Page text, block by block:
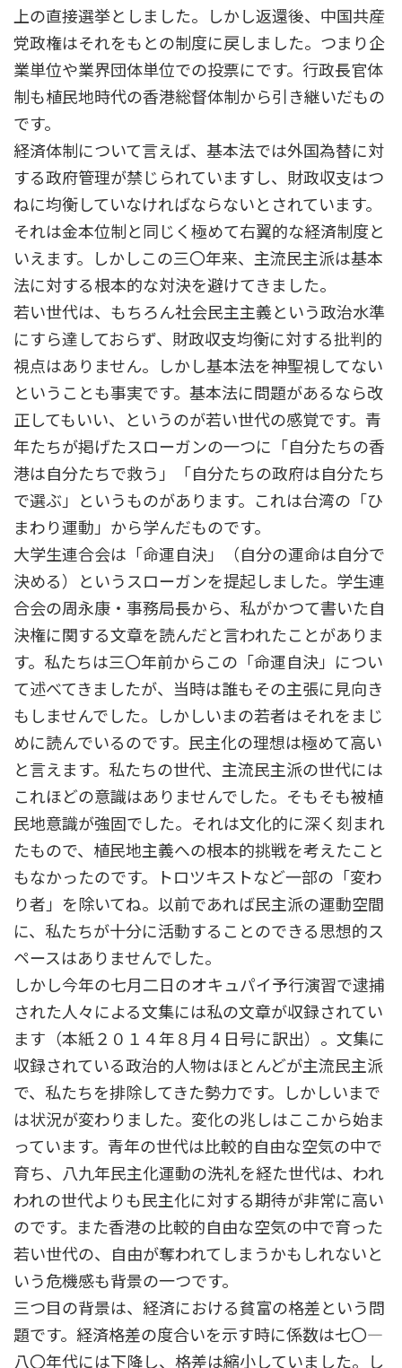
上の直接選挙としました。しかし返還後、中国共産
党政権はそれをもとの制度に戻しました。つまり企
業単位や業界団体単位での投票にです。行政長官体
制も植民地時代の香港総督体制から引き継いだもの
です。
経済体制について言えば、基本法では外国為替に対
する政府管理が禁じられていますし、財政収支はつ
ねに均衡していなければならないとされています。
それは金本位制と同じく極めて右翼的な経済制度と
いえます。しかしこの三〇年来、主流民主派は基本
法に対する根本的な対決を避けてきました。
若い世代は、もちろん社会民主主義という政治水準
にすら達しておらず、財政収支均衡に対する批判的
視点はありません。しかし基本法を神聖視してない
ということも事実です。基本法に問題があるなら改
正してもいい、というのが若い世代の感覚です。青
年たちが掲げたスローガンの一つに「自分たちの香
港は自分たちで救う」「自分たちの政府は自分たち
で選ぶ」というものがあります。これは台湾の「ひ
まわり運動」から学んだものです。
大学生連合会は「命運自決」（自分の運命は自分で
決める）というスローガンを提起しました。学生連
合会の周永康・事務局長から、私がかつて書いた自
決権に関する文章を読んだと言われたことがありま
す。私たちは三〇年前からこの「命運自決」につい
て述べてきましたが、当時は誰もその主張に見向き
もしませんでした。しかしいまの若者はそれをまじ
めに読んでいるのです。民主化の理想は極めて高い
と言えます。私たちの世代、主流民主派の世代には
これほどの意識はありませんでした。そもそも被植
民地意識が強固でした。それは文化的に深く刻まれ
たもので、植民地主義への根本的挑戦を考えたこと
もなかったのです。トロツキストなど一部の「変わ
り者」を除いてね。以前であれば民主派の運動空間
に、私たちが十分に活動することのできる思想的ス
ペースはありませんでした。
しかし今年の七月二日のオキュパイ予行演習で逮捕
された人々による文集には私の文章が収録されてい
ます（本紙２０１４年８月４日号に訳出）。文集に
収録されている政治的人物はほとんどが主流民主派
で、私たちを排除してきた勢力です。しかしいまで
は状況が変わりました。変化の兆しはここから始ま
っています。青年の世代は比較的自由な空気の中で
育ち、八九年民主化運動の洗礼を経た世代は、われ
われの世代よりも民主化に対する期待が非常に高い
のです。また香港の比較的自由な空気の中で育った
若い世代の、自由が奪われてしまうかもしれないと
いう危機感も背景の一つです。
三つ目の背景は、経済における貧富の格差という問
題です。経済格差の度合いを示す時に係数は七〇―
八〇年代には下降し、格差は縮小していました。し